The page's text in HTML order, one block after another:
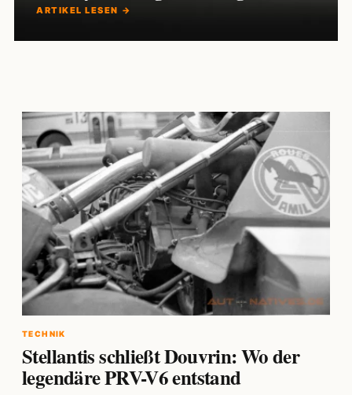
ARTIKEL LESEN →
TECHNIK
Stellantis schließt Douvrin: Wo der
legendäre PRV-V6 entstand